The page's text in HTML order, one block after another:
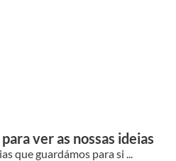
ver as nossas ideias
que guardámos para si ...